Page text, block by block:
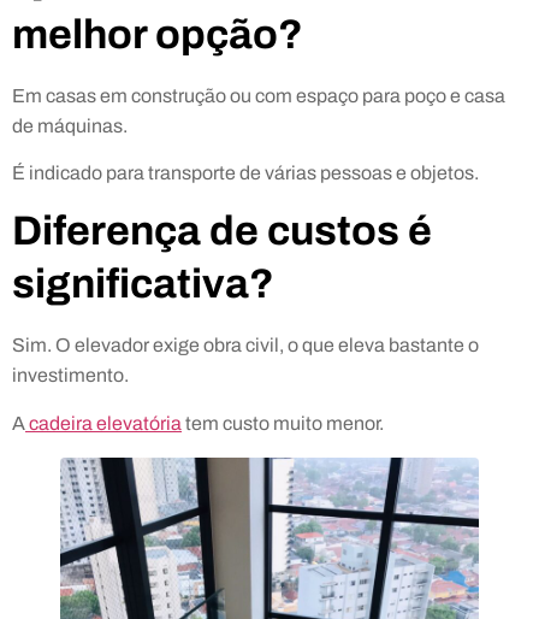
melhor opção?
Em casas em construção ou com espaço para poço e casa
de máquinas.
É indicado para transporte de várias pessoas e objetos.
Diferença de custos é
significativa?
Sim. O elevador exige obra civil, o que eleva bastante o
investimento.
Acadeira elevatória tem custo muito menor.